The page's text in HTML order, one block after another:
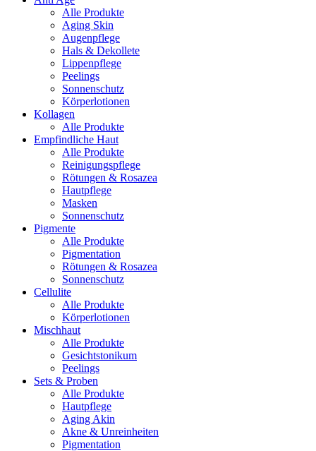
Alle Produkte
Aging Skin
Augenpflege
Hals & Dekollete
Lippenpflege
Peelings
Sonnenschutz
Körperlotionen
Kollagen
Alle Produkte
Empfindliche Haut
Alle Produkte
Reinigungspflege
Rötungen & Rosazea
Hautpflege
Masken
Sonnenschutz
Pigmente
Alle Produkte
Pigmentation
Rötungen & Rosazea
Sonnenschutz
Cellulite
Alle Produkte
Körperlotionen
Mischhaut
Alle Produkte
Gesichtstonikum
Peelings
Sets & Proben
Alle Produkte
Hautpflege
Aging Akin
Akne & Unreinheiten
Pigmentation